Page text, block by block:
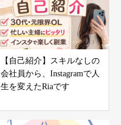
【自己紹介】スキルなしの
会社員から、Instagramで人
生を変えたRiaです